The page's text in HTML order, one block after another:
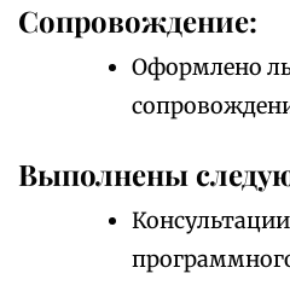
Сопровождение:
Оформлено
Выполнены